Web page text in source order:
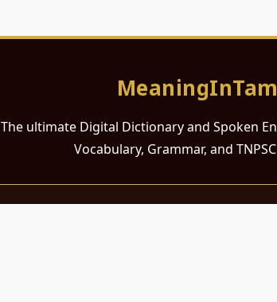
The ultimate Digital Dictionary and Spoken
Vocabulary, Grammar, and